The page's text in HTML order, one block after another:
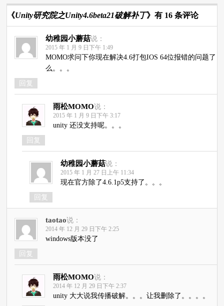
《Unity研究院之Unity4.6beta21破解补丁》有 16 条评论
幼稚园小蘑菇说：
2015 年 1 月 9 日下午 1:49
MOMO求问下你现在解决4.6打包IOS 64位报错的问题了
么。。。
回复
雨松MOMO说：
2015 年 1 月 9 日下午 3:17
unity 还没支持呢。。。
回复
幼稚园小蘑菇说：
2015 年 1 月 27 日上午 11:34
现在官方除了4.6.1p5支持了。。。
回复
taotao说：
2014 年 12 月 29 日下午 2:25
windows版本没了
回复
雨松MOMO说：
2014 年 12 月 29 日下午 2:37
unity 大大说我传播破解。。。让我删除了。。。。